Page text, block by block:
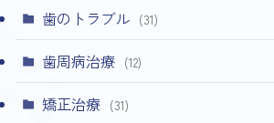
歯のトラブル (31)
歯周病治療 (12)
矯正治療 (31)